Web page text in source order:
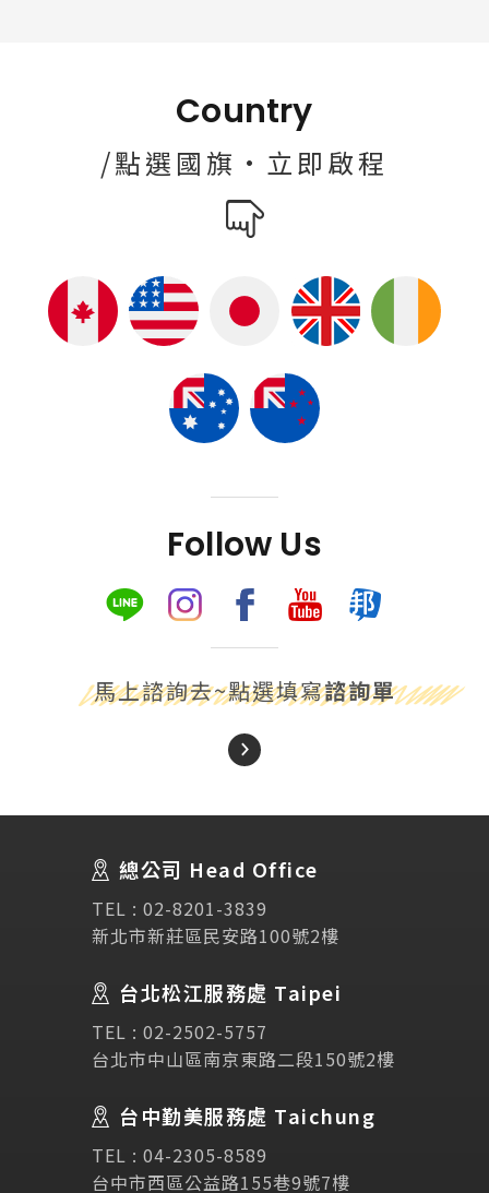
諮詢表單
About Us 關於我們
講座活動
Testimonial 學生推薦
Links 相關連結
Country
/點選國旗·立即啟程
Follow Us
馬上諮詢去~點選填寫諮詢單
總公司 Head Office
TEL : 02-8201-3839
新北市新莊區民安路100號2樓
台北松江服務處 Taipei
TEL : 02-2502-5757
台北市中山區南京東路二段150號2樓
台中勤美服務處 Taichung
TEL : 04-2305-8589
台中市西區公益路155巷9號7樓